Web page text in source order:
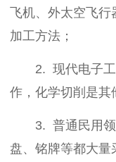
飞机、外太空飞
加工方法；
2.现代电子
作，化学切削是其
3.普通民用
盘、铭牌等都大量